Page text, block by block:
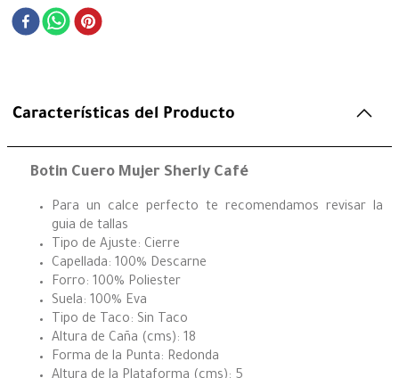
Características del Producto
Botin Cuero Mujer Sherly Café
Para un calce perfecto te recomendamos revisar la
guia de tallas
Tipo de Ajuste: Cierre
Capellada: 100% Descarne
Forro: 100% Poliester
Suela: 100% Eva
Tipo de Taco: Sin Taco
Altura de Caña (cms): 18
Forma de la Punta: Redonda